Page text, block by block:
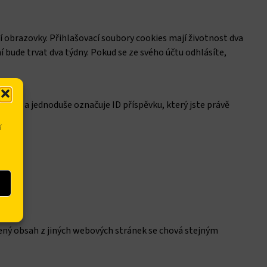
Přihlašovací soubory cookies mají životnost dva
trvat dva týdny. Pokud se ze svého účtu odhlásíte,
a jednoduše označuje ID příspěvku, který jste právě
obsah z jiných webových stránek se chová stejným